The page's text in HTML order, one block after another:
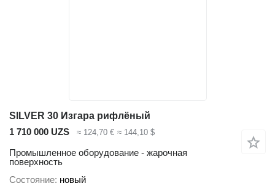
SILVER 30 Изгара рифлёный
1 710 000 UZS
≈ 124,70 € ≈ 144,10 $
Промышленное оборудование - жарочная
поверхность
Состояние новый